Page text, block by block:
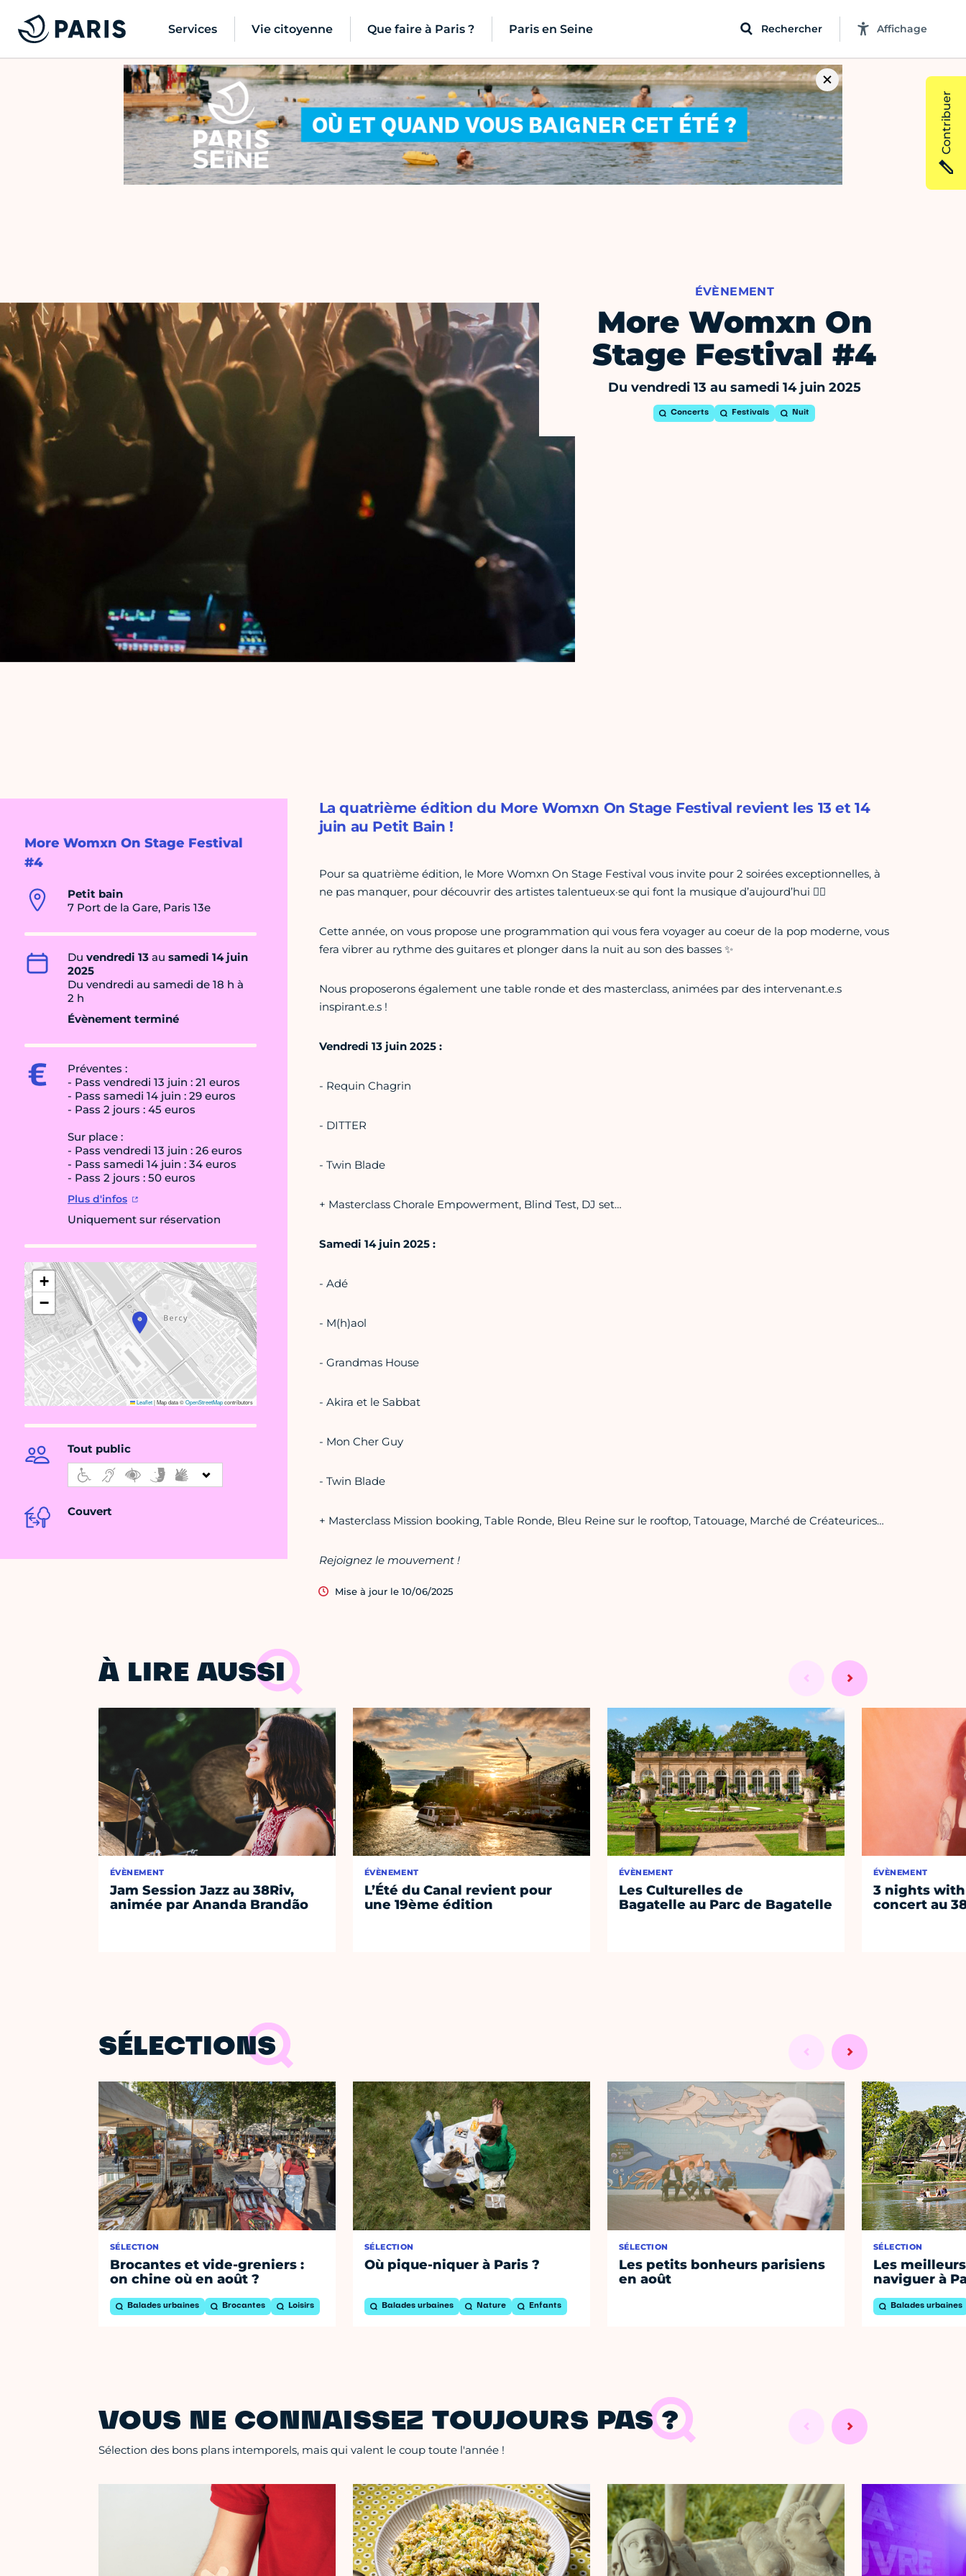
Services Vie citoyenne Que faire à Paris ? Paris en Seine Rechercher Affichage
ÉVÈNEMENT
More Womxn On
Stage Festival #4
Du vendredi 13 au samedi 14 juin 2025
Concerts Festivals Nuit
More Womxn On Stage Festival
#4
Petit bain
7 Port de la Gare, Paris 13e
Du vendredi 13 au samedi 14 juin
2025
Du vendredi au samedi de 18 h à
2 h
Évènement terminé
Préventes :
- Pass vendredi 13 juin : 21 euros
- Pass samedi 14 juin : 29 euros
- Pass 2 jours : 45 euros
Sur place :
- Pass vendredi 13 juin : 26 euros
- Pass samedi 14 juin : 34 euros
- Pass 2 jours : 50 euros
Plus d'infos
Uniquement sur réservation
+
−
Leaflet|Map data ©OpenStreetMapcontributors
Tout public
Couvert
La quatrième édition du More Womxn On Stage Festival revient les 13 et 14
juin au Petit Bain !
Pour sa quatrième édition, le More Womxn On Stage Festival vous invite pour 2 soirées exceptionnelles, à
ne pas manquer, pour découvrir des artistes talentueux·se qui font la musique d’aujourd’hui ❤️‍🔥
Cette année, on vous propose une programmation qui vous fera voyager au coeur de la pop moderne, vous
fera vibrer au rythme des guitares et plonger dans la nuit au son des basses ✨
Nous proposerons également une table ronde et des masterclass, animées par des intervenant.e.s
inspirant.e.s !
Vendredi 13 juin 2025 :
- Requin Chagrin
- DITTER
- Twin Blade
+ Masterclass Chorale Empowerment, Blind Test, DJ set…
Samedi 14 juin 2025 :
- Adé
- M(h)aol
- Grandmas House
- Akira et le Sabbat
- Mon Cher Guy
- Twin Blade
+ Masterclass Mission booking, Table Ronde, Bleu Reine sur le rooftop, Tatouage, Marché de Créateurices…
Rejoignez le mouvement !
Mise à jour le 10/06/2025
À LIRE AUSSI
ÉVÈNEMENT
Jam Session Jazz au 38Riv,
animée par Ananda Brandão
ÉVÈNEMENT
L’Été du Canal revient pour
une 19ème édition
ÉVÈNEMENT
Les Culturelles de
Bagatelle au Parc de Bagatelle
ÉVÈNEMENT
3 nights with
concert au
SÉLECTIONS
SÉLECTION
Brocantes et vide-greniers :
on chine où en août ?
Balades urbaines Brocantes Loisirs
SÉLECTION
Où pique-niquer à Paris ?
Balades urbaines Nature Enfants
SÉLECTION
Les petits bonheurs parisiens
en août
SÉLECTION
Les
naviguer à
Balades urbaines
VOUS NE CONNAISSEZ TOUJOURS PAS ?
Sélection des bons plans intemporels, mais qui valent le coup toute l'année !
Contribuer